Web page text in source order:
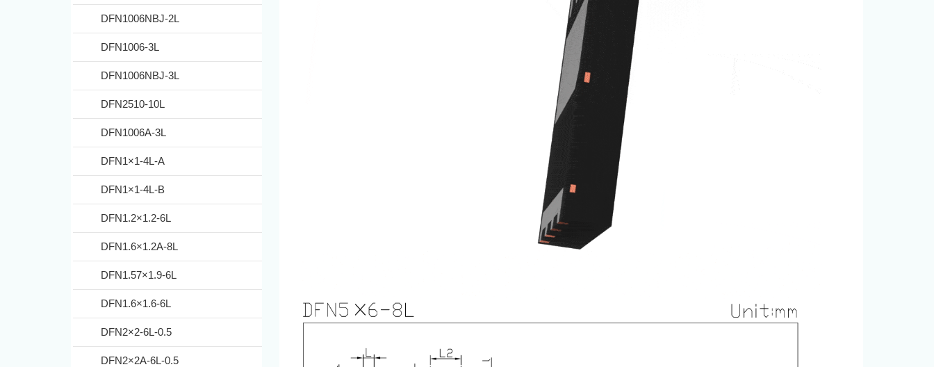
DFN1006NBJ-2L
DFN1006-3L
DFN1006NBJ-3L
DFN2510-10L
DFN1006A-3L
DFN1×1-4L-A
DFN1×1-4L-B
DFN1.2×1.2-6L
DFN1.6×1.2A-8L
DFN1.57×1.9-6L
DFN1.6×1.6-6L
DFN2×2-6L-0.5
DFN2×2A-6L-0.5